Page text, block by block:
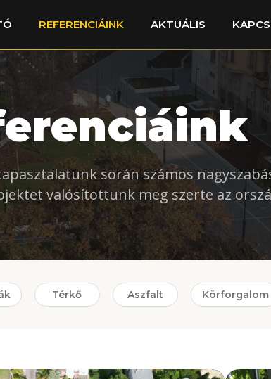
REFERENCIÁINK AKTUÁLIS
során számos
valósítottunk meg szerte az
Térkő Aszfalt Körforgalom